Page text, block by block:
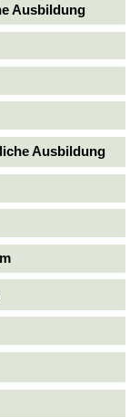
Ausbildung
Ausbildung